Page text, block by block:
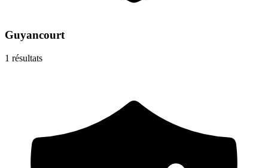
Guyancourt
1 résultats